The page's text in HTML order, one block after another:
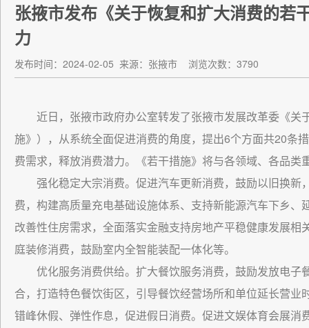
张掖市发布《关于恢复和扩大消费的若
力
发布时间：2024-02-05 来源：张掖市 浏览次数：3790
近日，张掖市政府办公室转发了张掖市发展改革委《
施》），从系统全面促进消费的角度，提出6个方面共20条
费需求，释放消费潜力。《若干措施》将与各领域、各品
强化稳定大宗消费。促进汽车更新消费，鼓励以旧换
费，构建高质量充电基础设施体系、支持新能源汽车下乡
改善性住房需求，全面落实金融支持房地产平稳健康发展
庭装修消费，鼓励室内全智能装配一体化等。
优化服务消费供给。扩大餐饮服务消费，鼓励发放电
合，打造特色餐饮街区，引导餐饮经营场所和单位延长营
错峰休假、弹性作息，促进假日消费。促进文娱体育会展